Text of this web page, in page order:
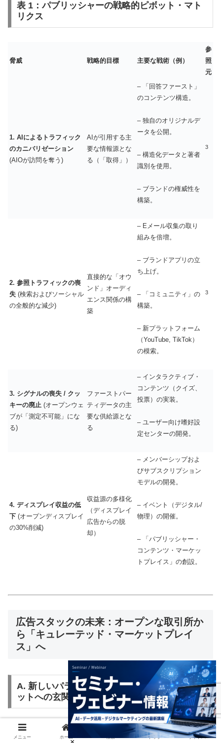
表 1：パブリッシャーの戦略的ピボット・マト
リクス
脅威 戦略的目標 主要な戦術（例）
参
照
元
1. AIによるトラフィック
のカニバリゼーション
(AIOが訪問を奪う)
AIが引用する主
要な情報源とな
る（「取得」）
– 「回答ファースト」
のコンテンツ構造。
– 独自のオリジナルデ
ータを公開。
– 構造化データと著者
識別を使用。
– ブランドの権威性を
構築。
3
2. 参照トラフィックの喪
失 (検索およびソーシャル
の全般的な減少)
直接的な「オウ
ンド」オーディ
エンス関係の構
築
– Eメール収集の取り
組みを倍増。
– ブランドアプリの立
ち上げ。
– 「コミュニティ」の
構築。
– 新プラットフォーム
（YouTube, TikTok）
の模索。
3
3. シグナルの喪失 / クッ
キーの廃止 (オープンウェ
ブが「測定不可能」にな
る)
ファーストパー
ティデータの主
要な供給源とな
る
– インタラクティブ・
コンテンツ（クイズ、
投票）の実装。
– ユーザー向け嗜好設
定センターの開発。
4. ディスプレイ収益の低
下 (オープンディスプレイ
の30%削減)
収益源の多様化
（ディスプレイ
広告からの脱
却）
– メンバーシップおよ
びサブスクリプション
モデルの開発。
– イベント（デジタル/
物理）の開催。
– 「パブリッシャー・
コンテンツ・マーケッ
トプレイス」の創設。
広告スタックの未来：オープンな取引所か
ら「キュレーテッド・マーケットプレイ
ス」へ
A. 新しいパラダイム：AIは「新しいインターネ
ットへの玄関口」
ジェネレーティブAIは単なるツールではなく、「インター
メニュー ホーム 検索 トップ サイドバー